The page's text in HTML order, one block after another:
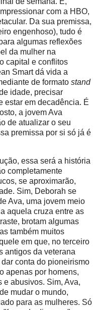
com a HBO,
Da sua premissa,
engenhoso), tudo é
algumas reflexões
da mulher na
capital e conflitos
Smart dá vida a
de formato stand
idade, precisar
estar em decadência. É
a jovem Ava
de atualizar o seu
premissa por si só já é
essa será a história
completamente
se aproximarão,
Sim, Deborah se
Ava, uma jovem meio
aquela cruza entre as
brotam algumas
também muitos
em que, no terceiro
antigos da veterana
conta do pioneirismo
apenas por homens,
e abusivos. Sim, Ava,
mudar o mundo,
para as mulheres. Só